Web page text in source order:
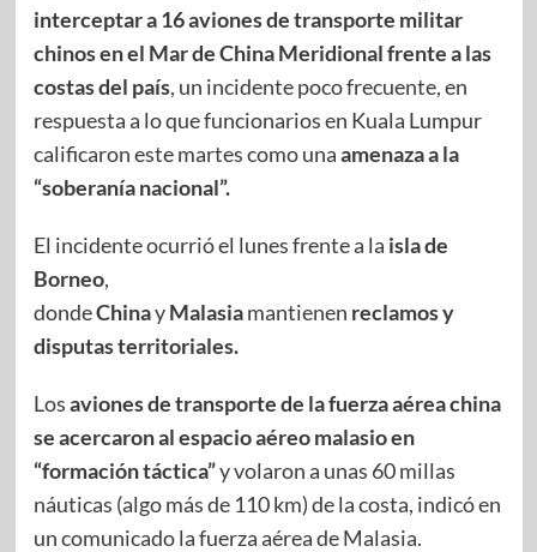
interceptar a 16 aviones de transporte militar
chinos en el Mar de China Meridional frente a las
costas del país, un incidente poco frecuente, en
respuesta a lo que funcionarios en Kuala Lumpur
calificaron este martes como unaamenaza a la
“soberanía nacional”.
El incidente ocurrió el lunes frente a la isla de
Borneo,
dondeChinayMalasiamantienen reclamos y
disputas territoriales.
Losaviones de transporte de la fuerza aérea china
se acercaron al espacio aéreo malasio en
“formación táctica”y volaron a unas 60 millas
náuticas (algo más de 110 km) de la costa, indicó en
un comunicado la fuerza aérea de Malasia.